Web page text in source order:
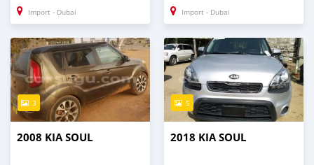
Import - Dubai Import - Dubai
3
2008 KIA SOUL
5
2018 KIA SOUL